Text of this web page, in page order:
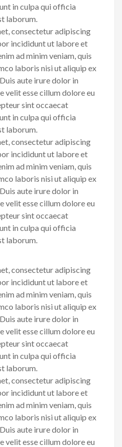
in culpa qui officia
laborum.
consectetur adipiscing
incididunt ut labore et
ad minim veniam, quis
laboris nisi ut aliquip ex
aute irure dolor in
velit esse cillum dolore eu
sint occaecat
in culpa qui officia
laborum.
consectetur adipiscing
incididunt ut labore et
ad minim veniam, quis
laboris nisi ut aliquip ex
aute irure dolor in
velit esse cillum dolore eu
sint occaecat
in culpa qui officia
laborum.
consectetur adipiscing
incididunt ut labore et
ad minim veniam, quis
laboris nisi ut aliquip ex
aute irure dolor in
velit esse cillum dolore eu
sint occaecat
in culpa qui officia
laborum.
consectetur adipiscing
incididunt ut labore et
ad minim veniam, quis
laboris nisi ut aliquip ex
aute irure dolor in
velit esse cillum dolore eu